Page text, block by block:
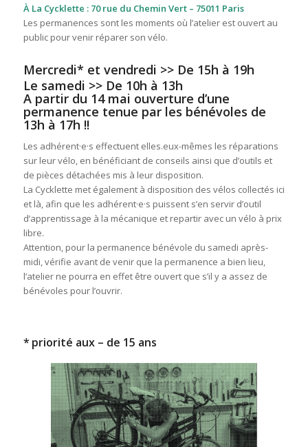
À La Cycklette : 70 rue du Chemin Vert – 75011 Paris
Les permanences sont les moments où l’atelier est ouvert au
public pour venir réparer son vélo.
Mercredi* et vendredi >> De 15h à 19h
Le samedi >> De 10h à 13h
A partir du 14 mai ouverture d’une
permanence tenue par les bénévoles de
13h à 17h !!
Les adhérent·e·s effectuent elles.eux-mêmes les réparations
sur leur vélo, en bénéficiant de conseils ainsi que d’outils et
de pièces détachées mis à leur disposition.
La Cycklette met également à disposition des vélos collectés ici
et là, afin que les adhérent·e·s puissent s’en servir d’outil
d’apprentissage à la mécanique et repartir avec un vélo à prix
libre.
Attention, pour la permanence bénévole du samedi après-
midi, vérifie avant de venir que la permanence a bien lieu,
l’atelier ne pourra en effet être ouvert que s’il y a assez de
bénévoles pour l’ouvrir.
* priorité aux – de 15 ans